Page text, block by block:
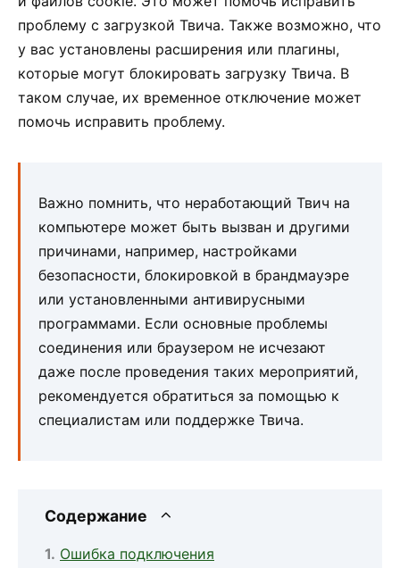
проблему с загрузкой Твича. Также возможно, что
у вас установлены расширения или плагины,
которые могут блокировать загрузку Твича. В
таком случае, их временное отключение может
помочь исправить проблему.
Важно помнить, что неработающий Твич на
компьютере может быть вызван и другими
причинами, например, настройками
безопасности, блокировкой в брандмауэре
или установленными антивирусными
программами. Если основные проблемы
соединения или браузером не исчезают
даже после проведения таких мероприятий,
рекомендуется обратиться за помощью к
специалистам или поддержке Твича.
Содержание
Ошибка подключения